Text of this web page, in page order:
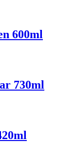
600ml
730ml